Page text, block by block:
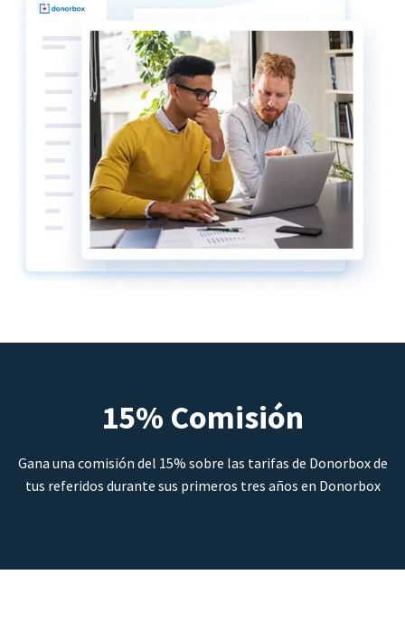
15% Comisión
Gana una comisión del 15% sobre las tarifas de Donorbox de
tus referidos durante sus primeros tres años en Donorbox